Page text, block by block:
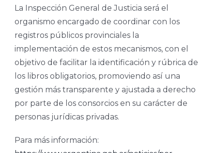
La Inspección General de Justicia será el
organismo encargado de coordinar con los
registros públicos provinciales la
implementación de estos mecanismos, con el
objetivo de facilitar la identificación y rúbrica de
los libros obligatorios, promoviendo así una
gestión más transparente y ajustada a derecho
por parte de los consorcios en su carácter de
personas jurídicas privadas.
Para más información: